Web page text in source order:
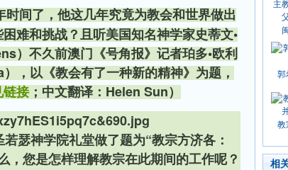
间了，他这几年究竟为教会和世界做出
难和挑战？且听美国知名神学家史蒂文•
）不久前澳门《号角报》记者珀多•欧利
，以《教会有了一种新的精神》为题，
接；中文翻译：Helen Sun）
瑟神学院礼堂做了题为“教宗方济各：
，您是怎样理解教宗在此期间的工作呢？
郭
教
相